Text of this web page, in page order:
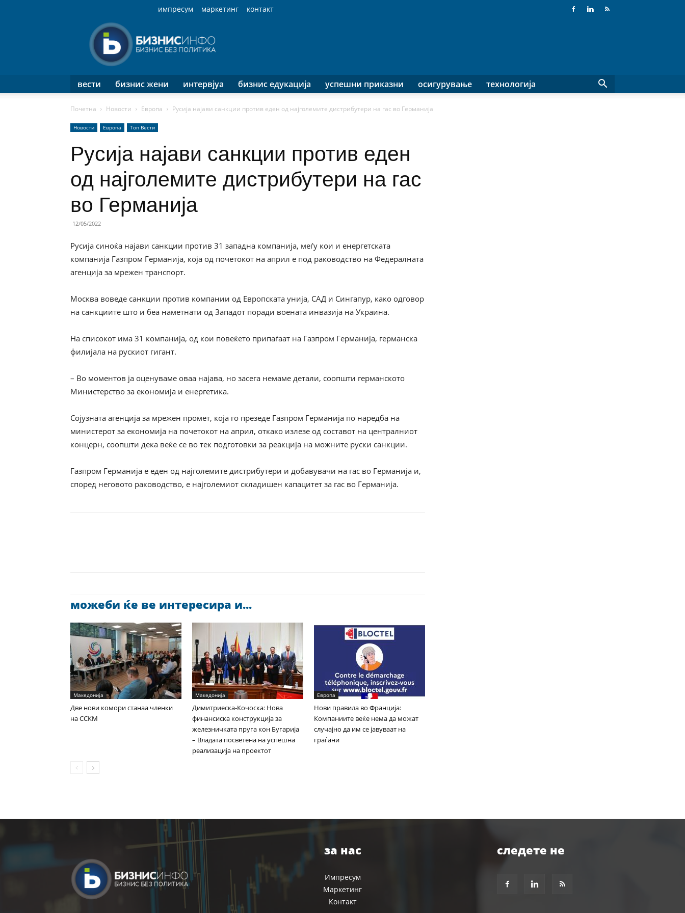
импресум маркетинг
контакт
Инфо
вести бизнис жени интервјуа бизнис едукација успешни приказни осигурување технологија
Почетна Новости Европа Русија најави санкции против еден од најголемите дистрибутери на гас во Германија
Новости Европа Топ Вести
Русија најави санкции против еден
од најголемите дистрибутери на гас
во Германија
12/05/2022
Русија синоќа најави санкции против 31 западна компанија, меѓу кои и енергетската
компанија Газпром Германија, која од почетокот на април е под раководство на Федералната
агенција за мрежен транспорт.
Москва воведе санкции против компании од Европската унија, САД и Сингапур, како одговор
на санкциите што и беа наметнати од Западот поради воената инвазија на Украина.
На списокот има 31 компанија, од кои повеќето припаѓаат на Газпром Германија, германска
филијала на рускиот гигант.
– Во моментов ја оценуваме оваа најава, но засега немаме детали, соопшти германското
Министерство за економија и енергетика.
Сојузната агенција за мрежен промет, која го презеде Газпром Германија по наредба на
министерот за економија на почетокот на април, откако излезе од составот на централниот
концерн, соопшти дека веќе се во тек подготовки за реакција на можните руски санкции.
Газпром Германија е еден од најголемите дистрибутери и добавувачи на гас во Германија и,
според неговото раководство, е најголемиот складишен капацитет за гас во Германија.
можеби ќе ве интересира и...
Македонија
Две нови комори станаа членки
на ССКМ
Македонија
Димитриеска-Кочоска: Нова
финансиска конструкција за
железничката пруга кон Бугарија
– Владата посветена на успешна
реализација на проектот
Европа
Нови правила во Франција:
Компаниите веќе нема да можат
случајно да им се јавуваат на
граѓани
за нас
Импресум
Маркетинг
Контакт
следете не